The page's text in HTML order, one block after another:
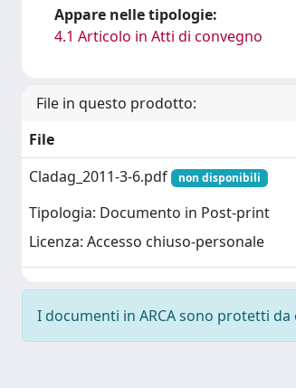
Appare nelle tipologie:
4.1 Articolo in Atti di convegno
File in questo prodotto:
File
Cladag_2011-3-6.pdf
non disponibili
Tipologia: Documento in Post-print
Licenza: Accesso chiuso-personale
I documenti in ARCA sono protetti